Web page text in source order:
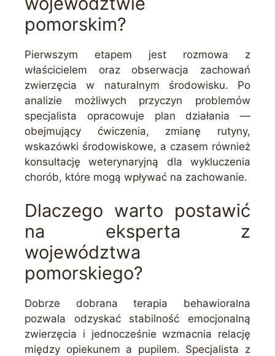
pomorskim?
Pierwszym etapem jest rozmowa z
właścicielem oraz obserwacja zachowań
zwierzęcia w naturalnym środowisku. Po
analizie możliwych przyczyn problemów
specjalista opracowuje plan działania —
obejmujący ćwiczenia, zmianę rutyny,
wskazówki środowiskowe, a czasem również
konsultację weterynaryjną dla wykluczenia
chorób, które mogą wpływać na zachowanie.
Dlaczego warto postawić
na eksperta z
województwa
pomorskiego?
Dobrze dobrana terapia behawioralna
pozwala odzyskać stabilność emocjonalną
zwierzęcia i jednocześnie wzmacnia relację
między opiekunem a pupilem. Specjalista z